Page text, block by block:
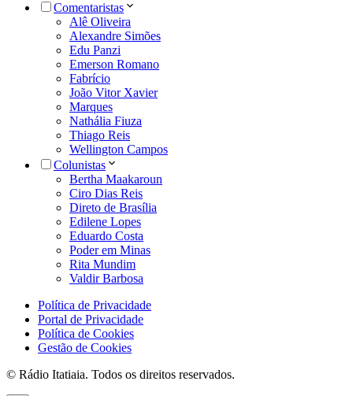
Comentaristas
Alê Oliveira
Alexandre Simões
Edu Panzi
Emerson Romano
Fabrício
João Vitor Xavier
Marques
Nathália Fiuza
Thiago Reis
Wellington Campos
Colunistas
Bertha Maakaroun
Ciro Dias Reis
Direto de Brasília
Edilene Lopes
Eduardo Costa
Poder em Minas
Rita Mundim
Valdir Barbosa
Política de Privacidade
Portal de Privacidade
Política de Cookies
Gestão de Cookies
© Rádio Itatiaia. Todos os direitos reservados.